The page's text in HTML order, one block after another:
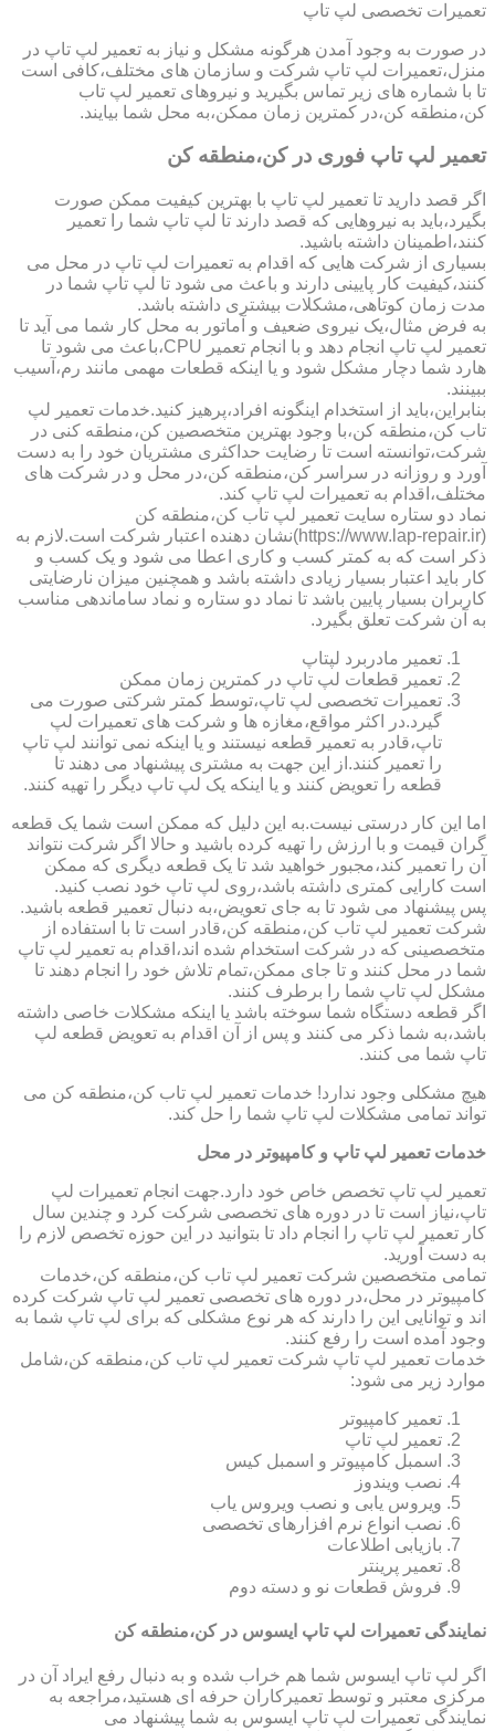
تعمیرات تخصصی لپ تاپ
در صورت به وجود آمدن هرگونه مشکل و نیاز به تعمیر لپ تاپ در
منزل،تعمیرات لپ تاپ شرکت و سازمان های مختلف،کافی است
تا با شماره های زیر تماس بگیرید و نیروهای تعمیر لپ تاب
کن،منطقه کن،در کمترین زمان ممکن،به محل شما بیایند.
تعمیر لپ تاپ فوری در کن،منطقه کن
اگر قصد دارید تا تعمیر لپ تاپ با بهترین کیفیت ممکن صورت
بگیرد،باید به نیروهایی که قصد دارند تا لپ تاپ شما را تعمیر
کنند،اطمینان داشته باشید.
بسیاری از شرکت هایی که اقدام به تعمیرات لپ تاپ در محل می
کنند،کیفیت کار پایینی دارند و باعث می شود تا لپ تاپ شما در
مدت زمان کوتاهی،مشکلات بیشتری داشته باشد.
به فرض مثال،یک نیروی ضعیف و آماتور به محل کار شما می آید تا
تعمیر لپ تاپ انجام دهد و با انجام تعمیر CPU،باعث می شود تا
هارد شما دچار مشکل شود و یا اینکه قطعات مهمی مانند رم،آسیب
ببینند.
بنابراین،باید از استخدام اینگونه افراد،پرهیز کنید.خدمات تعمیر لپ
تاب کن،منطقه کن،با وجود بهترین متخصصین کن،منطقه کنی در
شرکت،توانسته است تا رضایت حداکثری مشتریان خود را به دست
آورد و روزانه در سراسر کن،منطقه کن،در محل و در شرکت های
مختلف،اقدام به تعمیرات لپ تاپ کند.
نماد دو ستاره سایت تعمیر لپ تاب کن،منطقه کن
(https://www.lap-repair.ir)نشان دهنده اعتبار شرکت است.لازم به
ذکر است که به کمتر کسب و کاری اعطا می شود و یک کسب و
کار باید اعتبار بسیار زیادی داشته باشد و همچنین میزان نارضایتی
کاربران بسیار پایین باشد تا نماد دو ستاره و نماد ساماندهی مناسب
به آن شرکت تعلق بگیرد.
تعمیر مادربرد لپتاپ
تعمیر قطعات لپ تاپ در کمترین زمان ممکن
تعمیرات تخصصی لپ تاپ،توسط کمتر شرکتی صورت می
گیرد.در اکثر مواقع،مغازه ها و شرکت های تعمیرات لپ
تاپ،قادر به تعمیر قطعه نیستند و یا اینکه نمی توانند لپ تاپ
را تعمیر کنند.از این جهت به مشتری پیشنهاد می دهند تا
قطعه را تعویض کنند و یا اینکه یک لپ تاپ دیگر را تهیه کنند.
اما این کار درستی نیست.به این دلیل که ممکن است شما یک قطعه
گران قیمت و با ارزش را تهیه کرده باشید و حالا اگر شرکت نتواند
آن را تعمیر کند،مجبور خواهید شد تا یک قطعه دیگری که ممکن
است کارایی کمتری داشته باشد،روی لپ تاپ خود نصب کنید.
پس پیشنهاد می شود تا به جای تعویض،به دنبال تعمیر قطعه باشید.
شرکت تعمیر لپ تاب کن،منطقه کن،قادر است تا با استفاده از
متخصصینی که در شرکت استخدام شده اند،اقدام به تعمیر لپ تاپ
شما در محل کنند و تا جای ممکن،تمام تلاش خود را انجام دهند تا
مشکل لپ تاپ شما را برطرف کنند.
اگر قطعه دستگاه شما سوخته باشد یا اینکه مشکلات خاصی داشته
باشد،به شما ذکر می کنند و پس از آن اقدام به تعویض قطعه لپ
تاپ شما می کنند.
هیچ مشکلی وجود ندارد! خدمات تعمیر لپ تاب کن،منطقه کن می
تواند تمامی مشکلات لپ تاپ شما را حل کند.
خدمات تعمیر لپ تاپ و کامپیوتر در محل
تعمیر لپ تاپ تخصص خاص خود دارد.جهت انجام تعمیرات لپ
تاپ،نیاز است تا در دوره های تخصصی شرکت کرد و چندین سال
کار تعمیر لپ تاپ را انجام داد تا بتوانید در این حوزه تخصص لازم را
به دست آورید.
تمامی متخصصین شرکت تعمیر لپ تاب کن،منطقه کن،خدمات
کامپیوتر در محل،در دوره های تخصصی تعمیر لپ تاپ شرکت کرده
اند و توانایی این را دارند که هر نوع مشکلی که برای لپ تاپ شما به
وجود آمده است را رفع کنند.
خدمات تعمیر لپ تاپ شرکت تعمیر لپ تاب کن،منطقه کن،شامل
موارد زیر می شود:
تعمیر کامپیوتر
تعمیر لپ تاپ
اسمبل کامپیوتر و اسمبل کیس
نصب ویندوز
ویروس یابی و نصب ویروس یاب
نصب انواع نرم افزارهای تخصصی
بازیابی اطلاعات
تعمیر پرینتر
فروش قطعات نو و دسته دوم
نمایندگی تعمیرات لپ تاپ ایسوس در کن،منطقه کن
اگر لپ تاپ ایسوس شما هم خراب شده و به دنبال رفع ایراد آن در
مرکزی معتبر و توسط تعمیرکاران حرفه ای هستید،مراجعه به
نمایندگی تعمیرات لپ تاپ ایسوس به شما پیشنهاد می